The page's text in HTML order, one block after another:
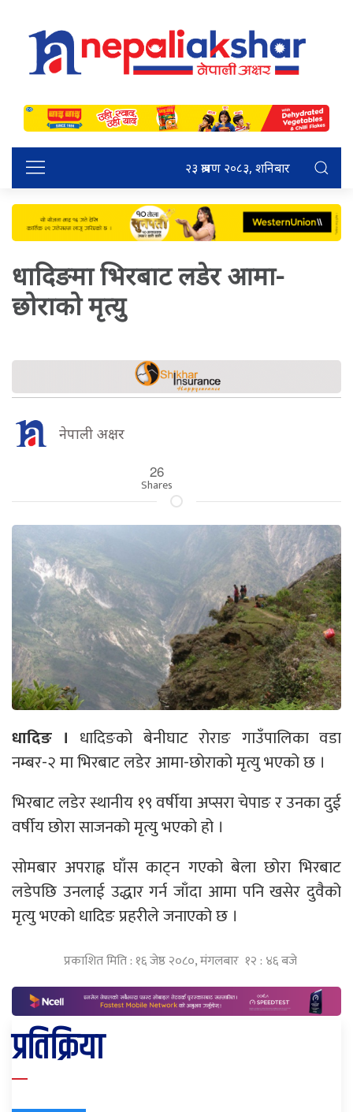
२३ श्रावण २०८३, शनिबार
धादिङमा भिरबाट लडेर आमा-
छोराको मृत्यु
नेपाली अक्षर
26
Shares
धादिङ । धादिङको बेनीघाट रोराङ गाउँपालिका वडा
नम्बर-२ मा भिरबाट लडेर आमा-छोराको मृत्यु भएको छ ।
भिरबाट लडेर स्थानीय १९ वर्षीया अप्सरा चेपाङ र उनका दुई
वर्षीय छोरा साजनको मृत्यु भएको हो ।
सोमबार अपराह्न घाँस काट्न गएको बेला छोरा भिरबाट
लडेपछि उनलाई उद्धार गर्न जाँदा आमा पनि खसेर दुवैको
मृत्यु भएको धादिङ प्रहरीले जनाएको छ ।
प्रकाशित मिति : १६ जेष्ठ २०८०, मंगलबार १२ : ४६ बजे
प्रतिक्रिया